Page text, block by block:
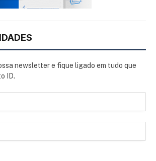
newsletter e fique ligado em tudo que
ID.